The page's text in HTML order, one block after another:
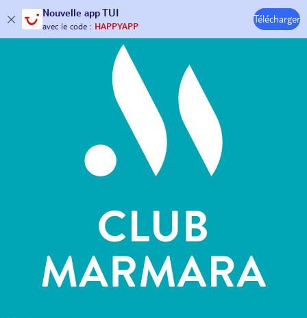
Nouvelle app TUI
30€ offerts*sur votrevoyage !
avec le code :HAPPYAPP
Télécharger
Hôtels & Clubs